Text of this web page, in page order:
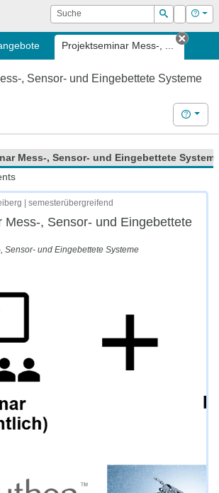
Suche
Suchen
Login Hilfe
Projektseminar Mess-, ...
Tab
, Sensor- und Eingebettete Systeme
Hilfe
Mess-, Sensor- und Eingebettete
| semesterübergreifend
Mess-, Sensor- und Eingebettete
Sensor- und Eingebettete Systeme